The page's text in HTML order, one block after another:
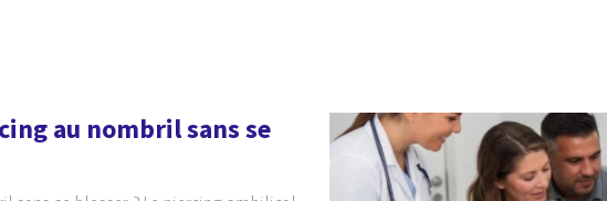
au nombril sans se